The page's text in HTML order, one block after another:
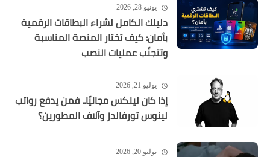
يونيو 28, 2026
دليلك الكامل لشراء البطاقات الرقمية
بأمان: كيف تختار المنصة المناسبة
وتتجنّب عمليات النصب
يوليو 21, 2026
إذا كان لينكس مجانيًا.. فمن يدفع رواتب
لينوس تورفالدز وآلاف المطورين؟
يوليو 20, 2026